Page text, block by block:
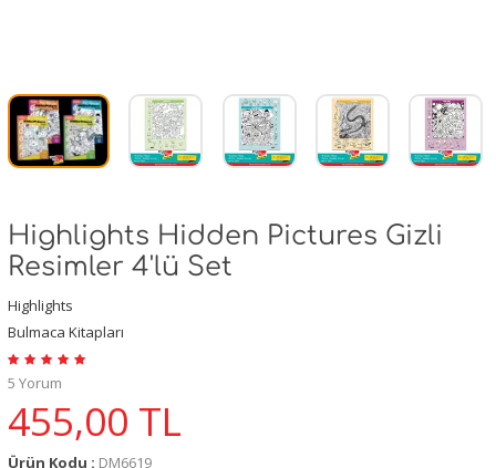
Highlights Hidden Pictures Gizli
Resimler 4'lü Set
Highlights
Bulmaca Kitapları
5 Yorum
455,00 TL
Ürün Kodu : DM6619